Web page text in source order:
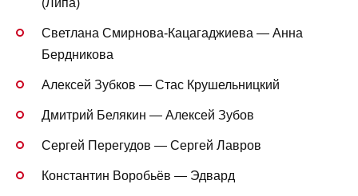
Светлана Смирнова-Кацагаджиева — Анна
Бердникова
Алексей Зубков — Стас Крушельницкий
Дмитрий Белякин — Алексей Зубов
Сергей Перегудов — Сергей Лавров
Константин Воробьёв — Эдвард